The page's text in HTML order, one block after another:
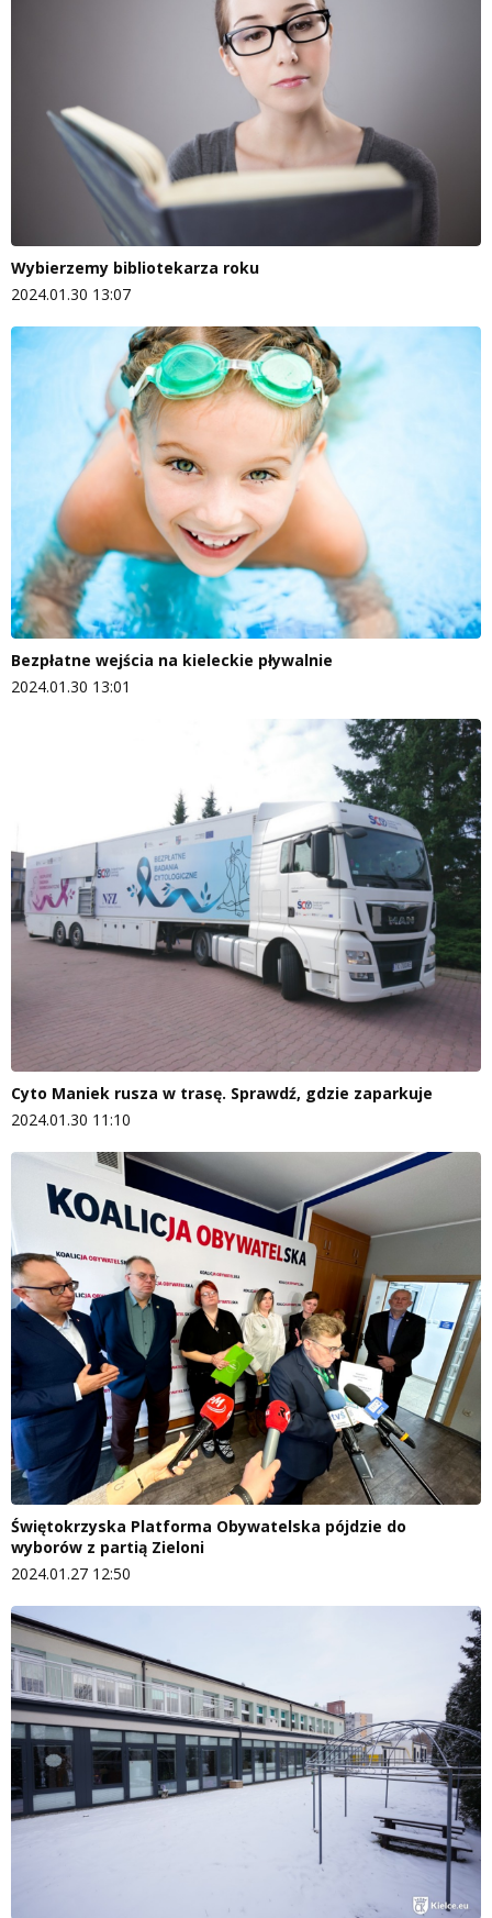
Wybierzemy bibliotekarza roku
2024.01.30 13:07
Bezpłatne wejścia na kieleckie pływalnie
2024.01.30 13:01
Cyto Maniek rusza w trasę. Sprawdź, gdzie zaparkuje
2024.01.30 11:10
Świętokrzyska Platforma Obywatelska pójdzie do
wyborów z partią Zieloni
2024.01.27 12:50